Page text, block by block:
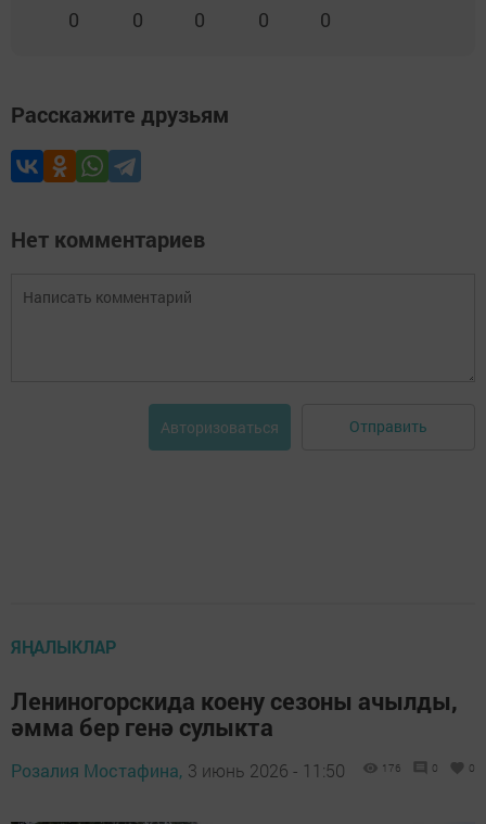
0 0 0 0 0
Расскажите друзьям
Нет комментариев
Авторизоваться Отправить
ЯҢАЛЫКЛАР
Лениногорскида коену сезоны ачылды,
әмма бер генә сулыкта
Розалия Мостафина, 3 июнь 2026 - 11:50 176 0 0